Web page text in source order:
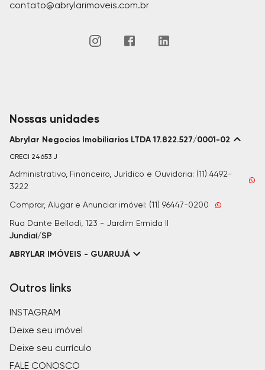
contato@abrylarimoveis.com.br
Nossas unidades
Abrylar Negocios Imobiliarios LTDA 17.822.527/0001-02
CRECI 24653 J
Administrativo, Financeiro, Jurídico e Ouvidoria: (11) 4492-
3222
Comprar, Alugar e Anunciar imóvel: (11) 96447-0200
Rua Dante Bellodi, 123 - Jardim Ermida II
Jundiaí/SP
ABRYLAR IMÓVEIS - GUARUJÁ
Outros links
INSTAGRAM
Deixe seu imóvel
Deixe seu currículo
FALE CONOSCO